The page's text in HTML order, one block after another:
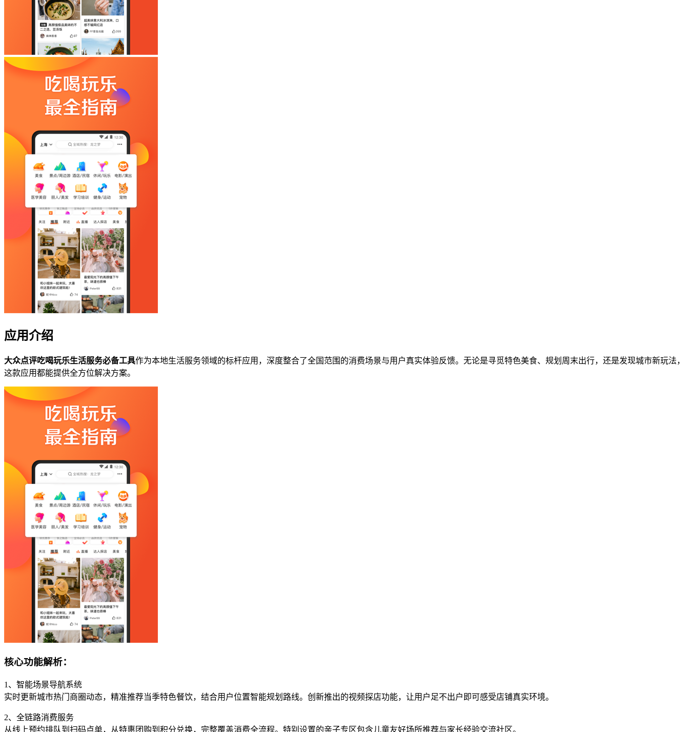
应用介绍
大众点评吃喝玩乐生活服务必备工具作为本地生活服务领域的标杆应用，深度整合了全国范围的消费场景与用户真实体验反馈。无论是寻觅特色美食、规划周末出行，还是发现城市新玩法，
这款应用都能提供全方位解决方案。
核心功能解析：
1、智能场景导航系统
实时更新城市热门商圈动态，精准推荐当季特色餐饮，结合用户位置智能规划路线。创新推出的视频探店功能，让用户足不出户即可感受店铺真实环境。
2、全链路消费服务
从线上预约排队到扫码点单，从特惠团购到积分兑换，完整覆盖消费全流程。特别设置的亲子专区包含儿童友好场所推荐与家长经验交流社区。